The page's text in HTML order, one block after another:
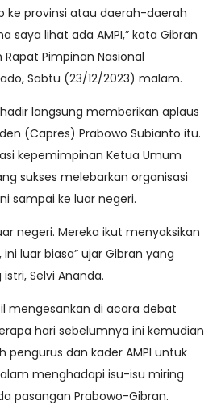
ke provinsi atau daerah-daerah
saya lihat ada AMPI,” kata Gibran
Pimpinan Nasional
Sabtu (23/12/2023) malam.
langsung memberikan aplaus
(Capres) Prabowo Subianto itu.
kepemimpinan Ketua Umum
sukses melebarkan organisasi
sampai ke luar negeri.
negeri. Mereka ikut menyaksikan
luar biasa” ujar Gibran yang
Selvi Ananda.
mengesankan di acara debat
hari sebelumnya ini kemudian
pengurus dan kader AMPI untuk
menghadapi isu-isu miring
pasangan Prabowo-Gibran.